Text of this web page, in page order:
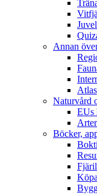
Annan
Naturvård
EUs
Böcker,